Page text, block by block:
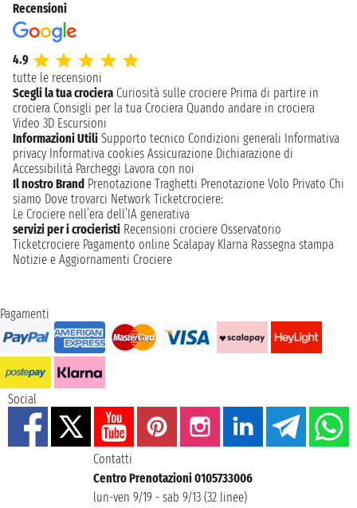
Recensioni
4.9
tutte le recensioni
Scegli la tua crociera Curiosità sulle crociere Prima di partire in
crociera Consigli per la tua Crociera Quando andare in crociera
Video 3D Escursioni
Informazioni Utili Supporto tecnico Condizioni generali Informativa
privacy Informativa cookies Assicurazione Dichiarazione di
Accessibilità Parcheggi Lavora con noi
Il nostro Brand Prenotazione Traghetti Prenotazione Volo Privato Chi
siamo Dove trovarci Network Ticketcrociere:
Le Crociere nell’era dell’IA generativa
servizi per i crocieristi Recensioni crociere Osservatorio
Ticketcrociere Pagamento online Scalapay Klarna Rassegna stampa
Notizie e Aggiornamenti Crociere
Pagamenti
Social
Contatti
Centro Prenotazioni 0105733006
lun-ven 9/19 - sab 9/13 (32 linee)